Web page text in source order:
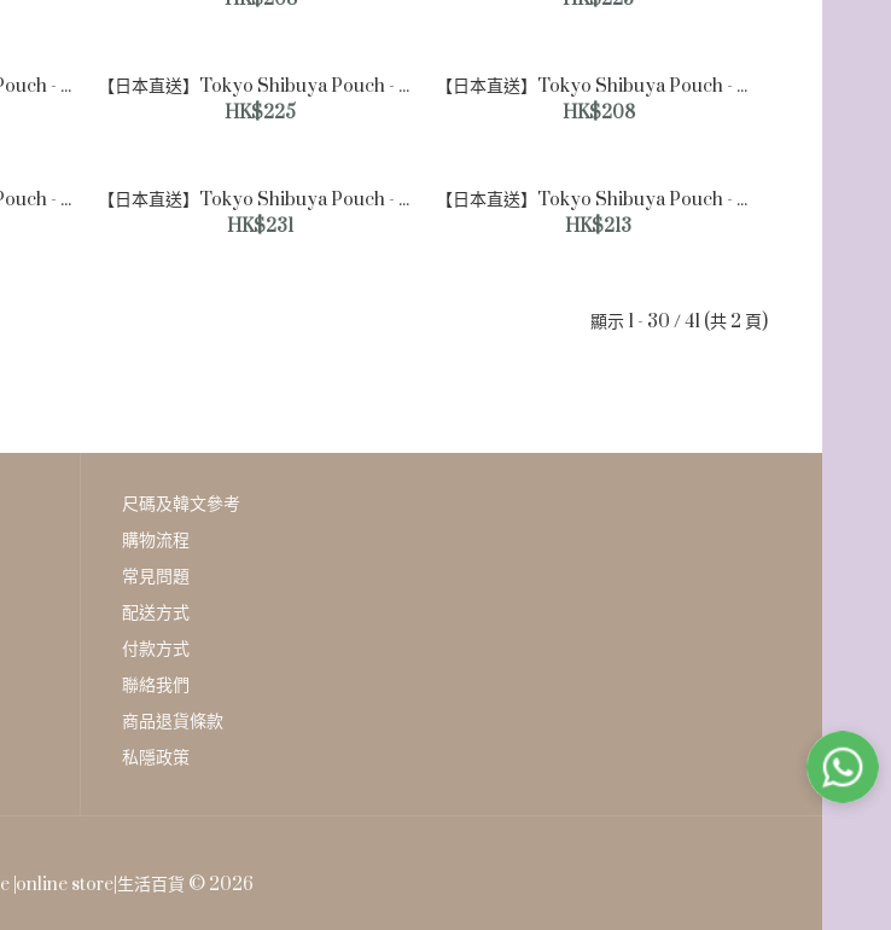
【日本直送】Tokyo
Shibuya Pouch - 單色藝術
【日本直送】Tokyo Shibuya Pouch - 拼圖條紋軟包 [單肩包]
【日本直送】Tokyo Shibuya Pouch - 拼圖條紋軟包 [大號]
HK$225
【日本直送】Tokyo Shibuya Pouch - 拼圖條紋軟包 [中號]
HK$208
【日本直送】Tokyo Shibuya Pouch - 鑽石提花軟包 [單肩包]（米色）
【日本直送】Tokyo Shibuya Pouch - 鑽石提花軟包 [大號]（米色）
HK$231
【日本直送】Tokyo Shibuya Pouch - 鑽石提花軟包 [中號]（米色）
HK$213
顯示 1 - 30 / 41 (共 2 頁)
尺碼及韓文參考
購物流程
常見問題
配送方式
付款方式
聯絡我們
商品退貨條款
私隱政策
|online store|生活百貨 © 2026